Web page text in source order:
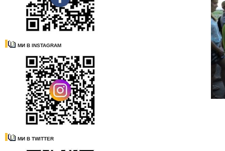
МИ В INSTAGRAM
МИ В TWITTER